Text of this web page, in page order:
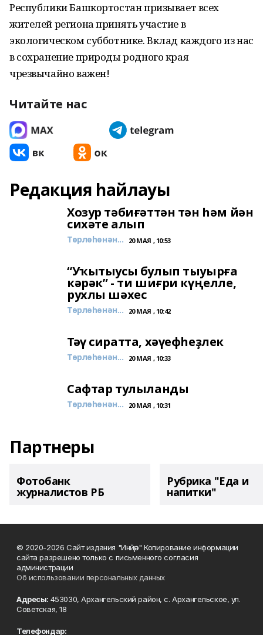
Республики Башкортостан призывает всех
жителей региона принять участие в
экологическом субботнике. Вклад каждого из нас
в сохранение природы родного края
чрезвычайно важен!
Читайте нас
Редакция һайлауы
Хозур тәбиғәттән тән һәм йән
сихәте алып
Төрлөһөнән... 20 МАЯ , 10:53
“Уҡытыусы булып тыуырға
кәрәк” - ти шиғри күңелле,
рухлы шәхес
Төрлөһөнән... 20 МАЯ , 10:42
Тәү сиратта, хәүефһеҙлек
Төрлөһөнән... 20 МАЯ , 10:33
Сафтар тулыланды
Төрлөһөнән... 20 МАЯ , 10:31
Партнеры
Фотобанк
журналистов РБ
Рубрика "Еда и
напитки"
© 2020-2026 Сайт издания "Инйәр" Копирование информации
сайта разрешено только с письменного согласия
администрации
Об использовании персональных данных
Адресы: 453030, Архангельский район, с. Архангельское, ул.
Советская, 18
Телефондар: